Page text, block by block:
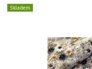
Skladem